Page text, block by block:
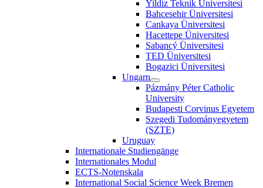
Yildiz Teknik Üniversitesi
Bahcesehir Üniversitesi
Cankaya Üniversitesi
Hacettepe Üniversitesi
Sabancý Üniversitesi
TED Üniversitesi
Bogazici Üniversitesi
Ungarn
Pázmány Péter Catholic
University
Budapesti Corvinus Egyetem
Szegedi Tudományegyetem
(SZTE)
Uruguay
Internationale Studiengänge
Internationales Modul
ECTS-Notenskala
International Social Science Week Bremen